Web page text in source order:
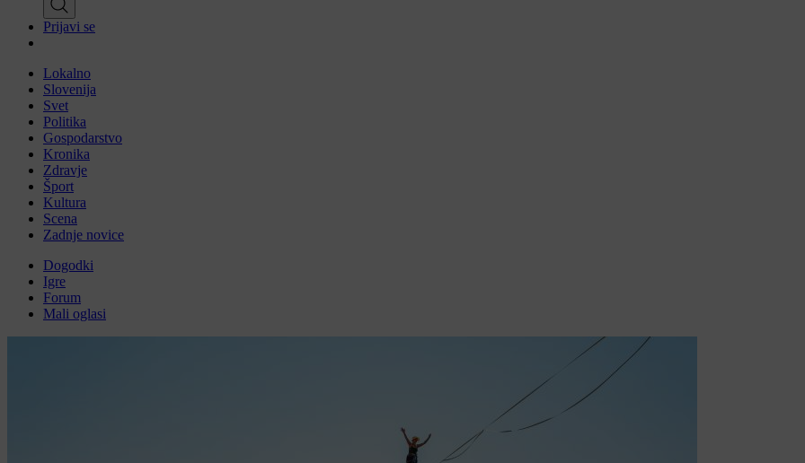
Prijavi se
Lokalno
Slovenija
Svet
Politika
Gospodarstvo
Kronika
Zdravje
Šport
Kultura
Scena
Zadnje novice
Dogodki
Igre
Forum
Mali oglasi